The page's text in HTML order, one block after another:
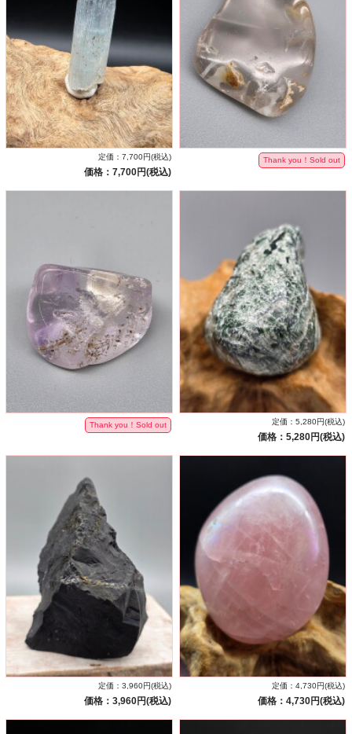
定価：7,700円(税込)
価格：7,700円(税込)
Thank you！Sold out
Thank you！Sold out 定価：5,280円(税込)
価格：5,280円(税込)
定価：3,960円(税込)
価格：3,960円(税込)
定価：4,730円(税込)
価格：4,730円(税込)